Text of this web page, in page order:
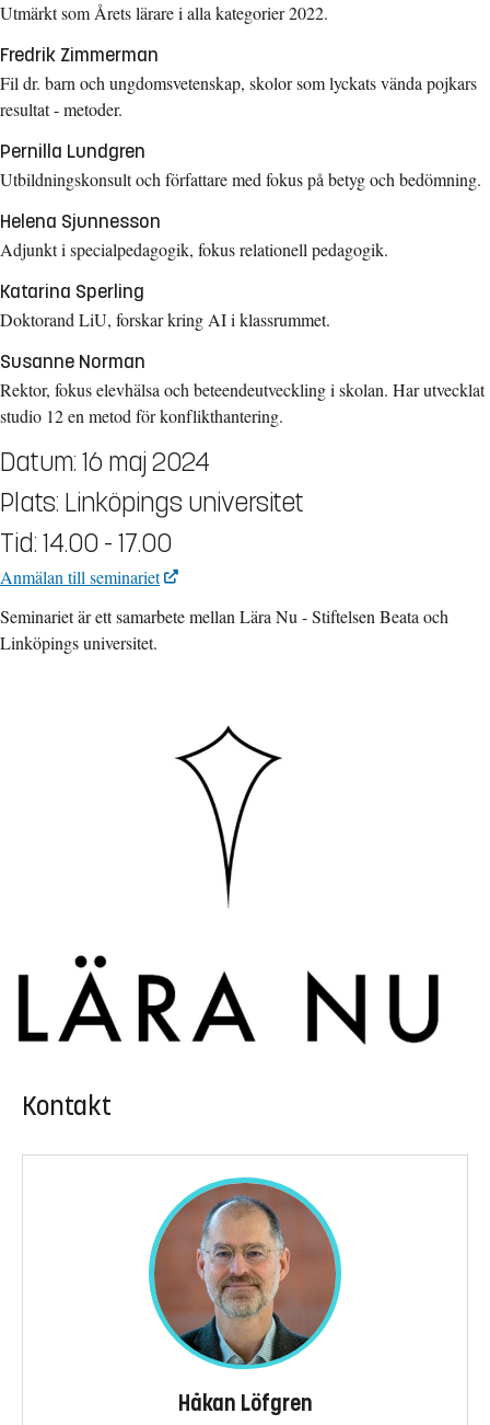
Utmärkt som Årets lärare i alla kategorier 2022.
Fredrik Zimmerman
Fil dr. barn och ungdomsvetenskap, skolor som lyckats vända pojkars
resultat - metoder.
Pernilla Lundgren
Utbildningskonsult och författare med fokus på betyg och bedömning.
Helena Sjunnesson
Adjunkt i specialpedagogik, fokus relationell pedagogik.
Katarina Sperling
Doktorand LiU, forskar kring AI i klassrummet.
Susanne Norman
Rektor, fokus elevhälsa och beteendeutveckling i skolan. Har utvecklat
studio 12 en metod för konflikthantering.
Datum: 16 maj 2024
Plats: Linköpings universitet
Tid: 14.00 - 17.00
Anmälan till seminariet
Seminariet är ett samarbete mellan Lära Nu - Stiftelsen Beata och
Linköpings universitet.
Kontakt
Håkan Löfgren